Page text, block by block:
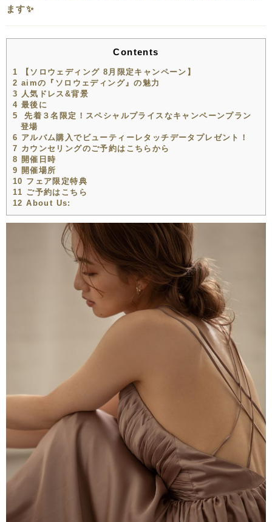
ます✨
Contents
1 【ソロウェディング 8月限定キャンペーン】
2 aimの『ソロウェディング』の魅力
3 人気ドレス&背景
4 最後に
5 先着３名限定！スペシャルプライスなキャンペーンプラン
登場
6 アルバム購入でビューティーレタッチデータプレゼント！
7 カウンセリングのご予約はこちらから
8 開催日時
9 開催場所
10 フェア限定特典
11 ご予約はこちら
12 About Us: